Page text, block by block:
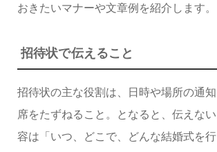
おきたいマナーや文章例を紹介します。
招待状で伝えること
招待状の主な役割は、日時や場所の通
席をたずねること。となると、伝えな
容は「いつ、どこで、どんな結婚式を